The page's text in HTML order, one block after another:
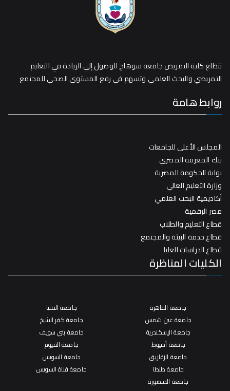
تتطلع كلية التمريض جامعة سوهاج للوصول إلي الريادة في التعليم
التمريضي والبحث العلمي وتسهم في رفع المستوي الصحي للمجتمع
روابط هامة
المجلس الأعلى للجامعات
بنك المعرفة المصري
بوابة الحكومة المصرية
وزارة التعليم العالي
أكاديمية البحث العلمي
مصر الرقمية
قطاع التعليم والطلاب
قطاع خدمة البيئة والمجتمع
قطاع الدراسات العليا
الكليات المناظرة
جامعة القاهرة
جامعة عين شمس
جامعة الإسكندرية
جامعة أسيوط
جامعة الزقازيق
جامعة طنطا
جامعة المنصورة
جامعة المنيا
جامعة كفر الشيخ
جامعة بني سويف
جامعة الفيوم
جامعة السويس
جامعة قناة السويس